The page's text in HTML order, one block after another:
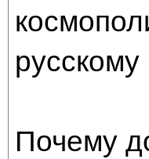
Почему